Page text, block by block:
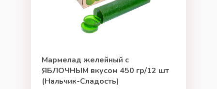
Мармелад желейный с
ЯБЛОЧНЫМ вкусом 450 гр/12 шт
(Нальчик-Сладость)